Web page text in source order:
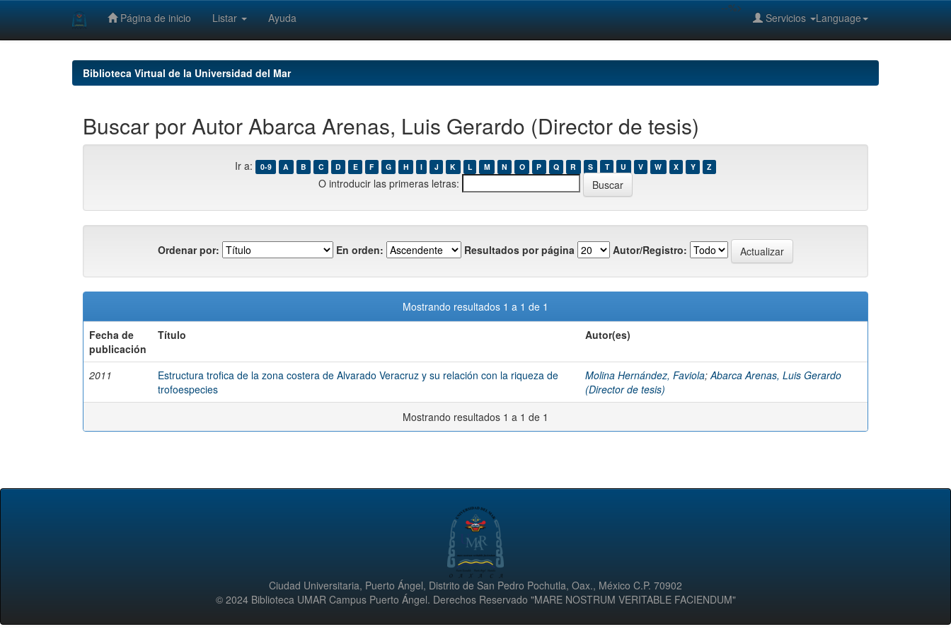
Página de inicio Listar Ayuda Language
Servicios
--%>
Biblioteca Virtual de la Universidad del Mar
Buscar por Autor Abarca Arenas, Luis Gerardo (Director de tesis)
Ir a: 0-9 A B C D E F G H I J K L M N O P Q R S T U V W X Y Z
O introducir las primeras letras:
Ordenar por: En orden: Resultados por página Autor/Registro:
Mostrando resultados 1 a 1 de 1
Fecha de
publicación
Título Autor(es)
2011
Estructura trofica de la zona costera de Alvarado Veracruz y su relación con la riqueza de
trofoespecies
Molina Hernández, Faviola;Abarca Arenas, Luis Gerardo
(Director de tesis)
Mostrando resultados 1 a 1 de 1
Ciudad Universitaria, Puerto Ángel, Distrito de San Pedro Pochutla, Oax., México C.P. 70902
© 2024 Biblioteca UMAR Campus Puerto Ángel. Derechos Reservado "MARE NOSTRUM VERITABLE FACIENDUM"